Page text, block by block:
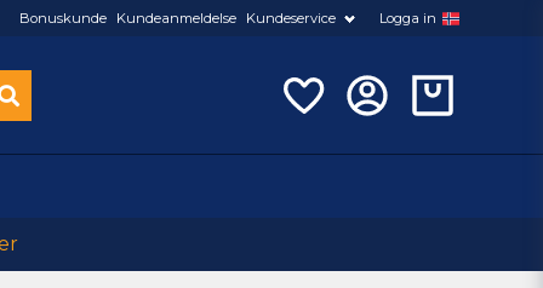
Bonuskunde Kundeanmeldelse Kundeservice Logga in